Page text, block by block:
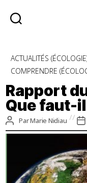
Catégories
ACTUALITÉS
COMPRENDRE
Rapport
Que faut-
Auteur
de
ParMarie Nidiau